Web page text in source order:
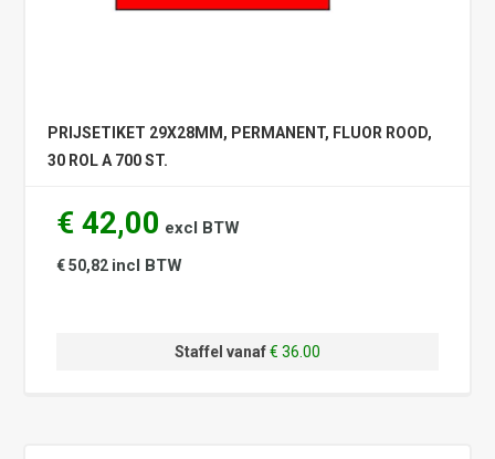
PRIJSETIKET 29X28MM, PERMANENT, FLUOR ROOD,
30 ROL A 700 ST.
€ 42,00 excl BTW
€ 50,82 incl BTW
Staffel vanaf€ 36.00